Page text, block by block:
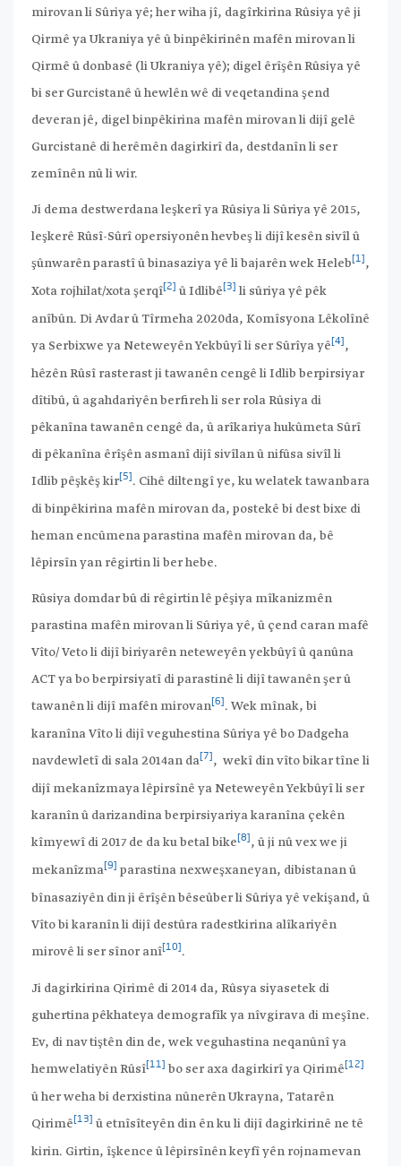
mirovan li Sûriya yê; her wiha jî, dagîrkirina Rûsiya yê ji
Qirmê ya Ukraniya yê û binpêkirinên mafên mirovan li
Qirmê û donbasê (li Ukraniya yê); digel êrîşên Rûsiya yê
bi ser Gurcistanê û hewlên wê di veqetandina şend
deveran jê, digel binpêkirina mafên mirovan li dijî gelê
Gurcistanê di herêmên dagirkirî da, destdanîn li ser
zemînên nû li wir.
Ji dema destwerdana leşkerî ya Rûsiya li Sûriya yê 2015,
leşkerê Rûsî-Sûrî opersiyonên hevbeş li dijî kesên sivîl û
şûnwarên parastî û binasaziya yê li bajarên wek Heleb[1] ,
Xota rojhilat/xota şerqî[2] û Idlibê[3] li sûriya yê pêk
anîbûn. Di Avdar û Tîrmeha 2020da, Komîsyona Lêkolînê
ya Serbixwe ya Neteweyên Yekbûyî li ser Sûrîya yê[4] ,
hêzên Rûsî rasterast ji tawanên cengê li Idlib berpirsiyar
dîtibû, û agahdariyên berfireh li ser rola Rûsiya di
pêkanîna tawanên cengê da, û arîkariya hukûmeta Sûrî
di pêkanîna êrîşên asmanî dijî sivîlan û nifûsa sivîl li
Idlib pêşkêş kir[5] . Cihê diltengî ye, ku welatek tawanbara
di binpêkirina mafên mirovan da, postekê bi dest bixe di
heman encûmena parastina mafên mirovan da, bê
lêpirsîn yan rêgirtin li ber hebe.
Rûsiya domdar bû di rêgirtin lê pêşiya mîkanizmên
parastina mafên mirovan li Sûriya yê, û çend caran mafê
Vîto/ Veto li dijî biriyarên neteweyên yekbûyî û qanûna
ACT ya bo berpirsiyatî di parastinê li dijî tawanên şer û
tawanên li dijî mafên mirovan[6] . Wek mînak, bi
karanîna Vîto li dijî veguhestina Sûriya yê bo Dadgeha
navdewletî di sala 2014an da[7] , wekî din vîto bikar tîne li
dijî mekanîzmaya lêpirsînê ya Neteweyên Yekbûyî li ser
karanîn û darizandina berpirsiyariya karanîna çekên
kîmyewî di 2017 de da ku betal bike[8] , û ji nû vex we ji
mekanîzma[9] parastina nexweşxaneyan, dibistanan û
bînasaziyên din ji êrîşên bêseûber li Sûriya yê vekişand, û
Vîto bi karanîn li dijî destûra radestkirina alîkariyên
mirovê li ser sînor anî[10] .
Ji dagirkirina Qirimê di 2014 da, Rûsya siyasetek di
guhertina pêkhateya demografîk ya nîvgirava di meşîne.
Ev, di nav tiştên din de, wek veguhastina neqanûnî ya
hemwelatiyên Rûsî[11] bo ser axa dagirkirî ya Qirimê[12]
û her weha bi derxistina nûnerên Ukrayna, Tatarên
Qirimê[13] û etnîsîteyên din ên ku li dijî dagirkirinê ne tê
kirin. Girtin, îşkence û lêpirsînên keyfî yên rojnamevan